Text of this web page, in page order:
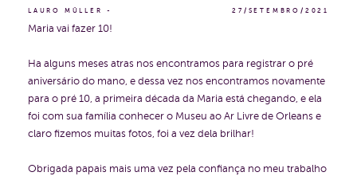
LAURO MÜLLER 27/SETEMBRO/2021
Maria vai fazer 10!
Ha alguns meses atras nos encontramos para registrar o pré
aniversário do mano, e dessa vez nos encontramos novamente
para o pré 10, a primeira década da Maria está chegando, e ela
foi com sua família conhecer o Museu ao Ar Livre de Orleans e
claro fizemos muitas fotos, foi a vez dela brilhar!
Obrigada papais mais uma vez pela confiança no meu trabalho